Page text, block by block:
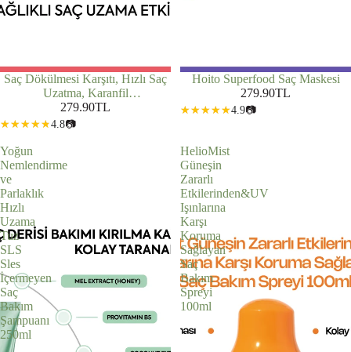
Saç Dökülmesi Karşıtı, Hızlı Saç
Uzatma, Karanfil
Suyu&Posbiyotik Saç&Saç Derisi
Bakım Toniği 200ml
279.90TL
4.8📷
Hoito Superfood Saç Maskesi
279.90TL
4.9📷
Yoğun
Nemlendirme
ve
Parlaklık
Hızlı
Uzama
Tuz
SLS
Sles
İçermeyen
Saç
Bakım
Şampuanı
250ml
HelioMist
Güneşin
Zararlı
Etkilerinden&UV
Işınlarına
Karşı
Koruma
Sağlayan
Saç
Bakım
Spreyi
100ml